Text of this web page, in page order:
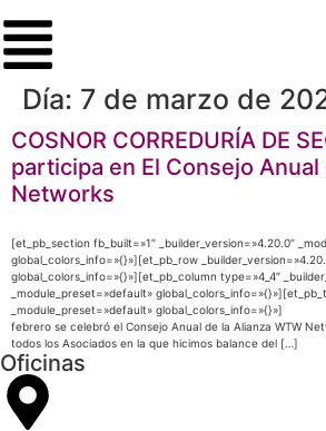
Día: 7 de marzo de
COSNOR CORREDURÍA DE
participa en El Consejo Anual
Networks
[et_pb_section fb_built=»1″ _builder_version=»4.20.0″
global_colors_info=»{}»][et_pb_row
global_colors_info=»{}»][et_pb_column type=»4_4″
_module_preset=»default»
_module_preset=»default»
febrero se celebró el Consejo Anual de la Alianza WTW
todos los Asociados en la que hicimos balance del […]
Oficinas